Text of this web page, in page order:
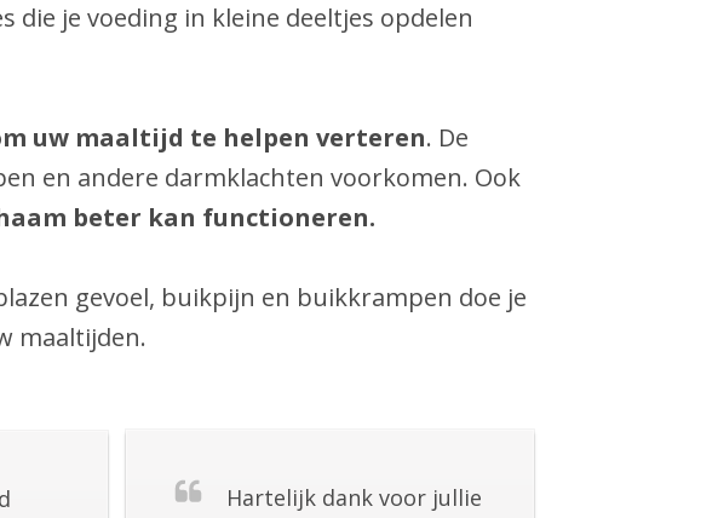
die je voeding in kleine deeltjes opdelen
uw maaltijd te helpen verteren. De
en andere darmklachten voorkomen. Ook
beter kan functioneren.
gevoel, buikpijn en buikkrampen doe je
maaltijden.
Hartelijk dank voor jullie